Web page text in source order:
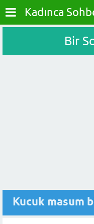
Kadınca
Bir
Kucuk masum